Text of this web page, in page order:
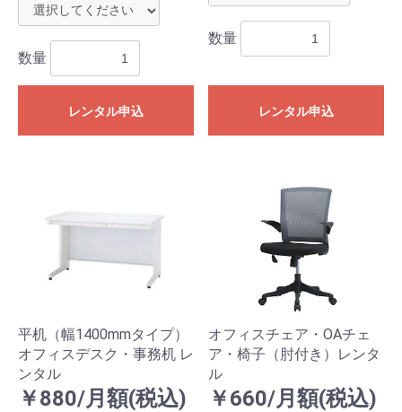
数量
レンタル申込
数量
レンタル申込
平机（幅1400mmタイプ）
オフィスデスク・事務机 レ
ンタル
￥880/月額(税込)
オフィスチェア・OAチェ
ア・椅子（肘付き）レンタ
ル
￥660/月額(税込)
お買い物を続ける カートへ進む